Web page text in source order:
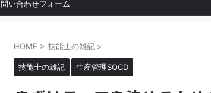
い合わせフォーム
HOME > 技能士の雑記 >
技能士の雑記 生産管理SQCD